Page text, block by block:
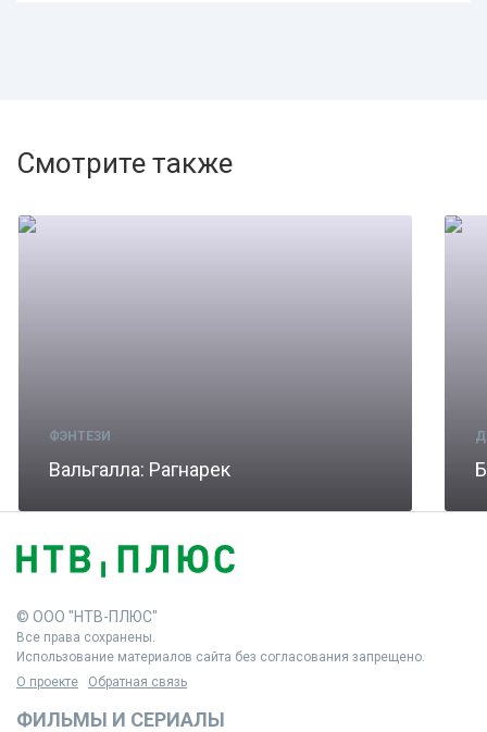
Смотрите также
ФЭНТЕЗИ
Вальгалла: Рагнарек
© ООО "НТВ-ПЛЮС"
Все права сохранены.
Использование материалов сайта без согласования запрещено.
О проекте
Обратная связь
ФИЛЬМЫ И СЕРИАЛЫ